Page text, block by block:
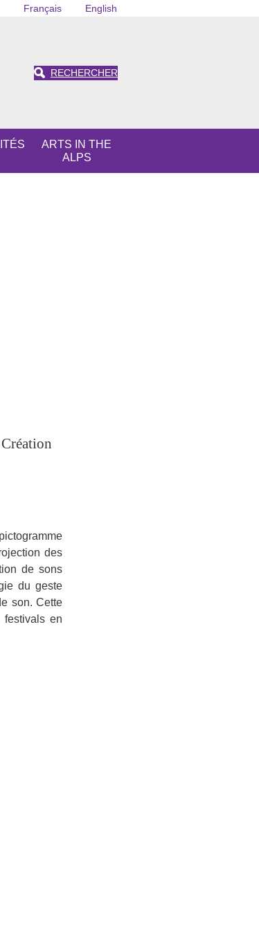
Français English
RECHERCHER
ARTS IN THE
ALPS
des
de sons
du geste
son. Cette
festivals en